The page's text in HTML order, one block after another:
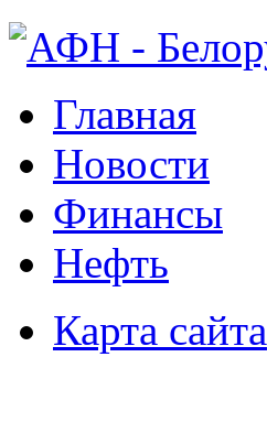
Главная
Новости
Финансы
Нефть
Карта сайта